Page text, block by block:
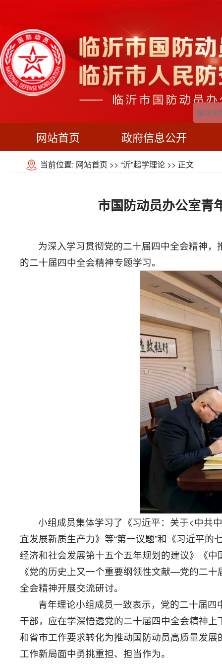
网站首页 政府信息公开
当前位置: 网站首页 >> “沂”起学理论 >> 正文
市国防动员办公室青
为深入学习贯彻党的二十届四中全会精神
的二十届四中全会精神专题学习。
小组成员集体学习了《习近平：关于<中共
宜发展新质生产力》等“第一议题”和《习近平
经济和社会发展第十五个五年规划的建议》《
《党的历史上又一个重要纲领性文献—党的二
全会精神开展交流研讨。
青年理论小组成员一致表示，党的二十届
干部，应在学深悟透党的二十届四中全会精神
和省市工作要求转化为推动国防动员高质量发
工作新局面中勇挑重担、担当作为。